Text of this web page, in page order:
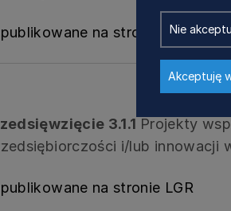
na stronie LGR
3.1.1 Projekty
i/lub innowacji
na stronie LGR
Nie
Akceptuję